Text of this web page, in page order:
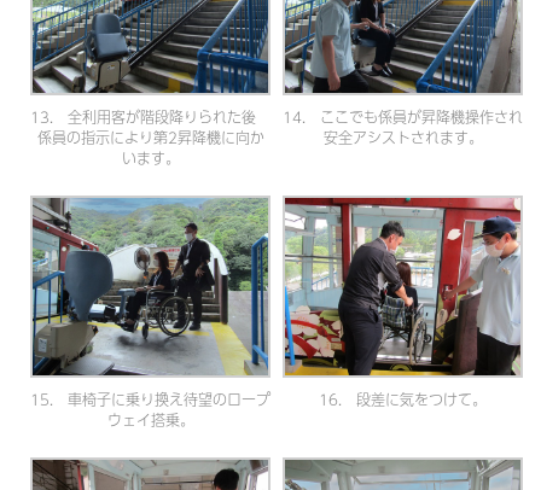
13. 全利用客が階段降りられた後
係員の指示により第2昇降機に向か
います。
14. ここでも係員が昇降機操作され
安全アシストされます。
15. 車椅子に乗り換え待望のロープ
ウェイ搭乗。
16. 段差に気をつけて。